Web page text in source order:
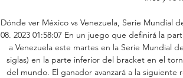
Dónde ver México vs Venezuela, Serie Mundial
08. 2023 01:58:07 En un juego que definirá la
a Venezuela este martes en la Serie Mundial
siglas) en la parte inferior del bracket en el
del mundo. El ganador avanzará a la